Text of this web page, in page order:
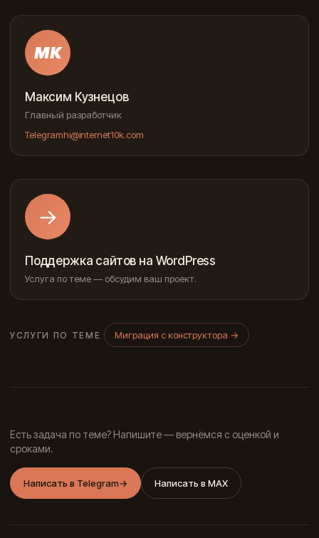
МК
Максим Кузнецов
Главный разработчик
Telegramhi@internet10k.com
→
Поддержка сайтов на WordPress
Услуга по теме — обсудим ваш проект.
УСЛУГИ ПО ТЕМЕ Миграция с конструктора →
Есть задача по теме? Напишите — вернёмся с оценкой и
сроками.
Написать в Telegram→ Написать в MAX